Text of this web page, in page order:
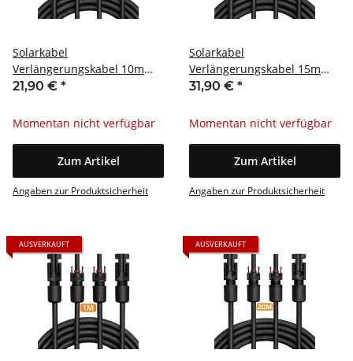
Solarkabel
Verlängerungskabel 10m
MC4 4mm² Paar
21,90 € *
Momentan nicht verfügbar
Zum Artikel
Angaben zur Produktsicherheit
Solarkabel
Verlängerungskabel 15m
MC4 4mm² Paar
31,90 € *
Momentan nicht verfügbar
Zum Artikel
Angaben zur Produktsicherheit
AUSVERKAUFT AUSVERKAUFT